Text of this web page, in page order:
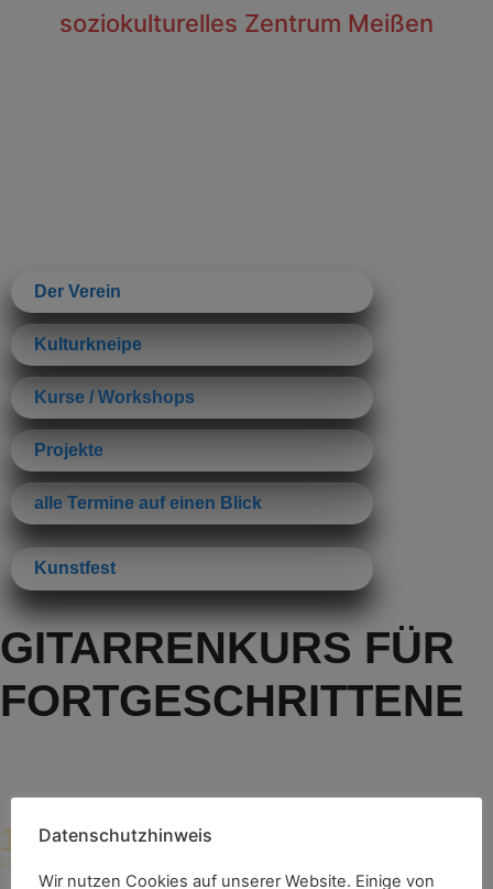
soziokulturelles Zentrum Meißen
Der Verein
Kulturkneipe
Kurse / Workshops
Projekte
alle Termine auf einen Blick
Kunstfest
GITARRENKURS FÜR
FORTGESCHRITTENE
13
FEB
19:00 - 22:00 (GMT+01:00)
Datenschutzhinweis
Wir nutzen Cookies auf unserer Website. Einige von